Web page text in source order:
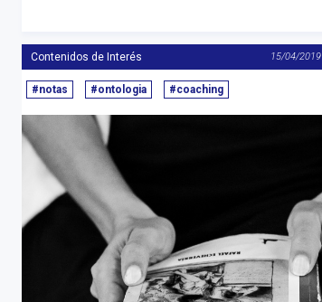
Contenidos de Interés 15/04/
#notas #ontologia #coaching